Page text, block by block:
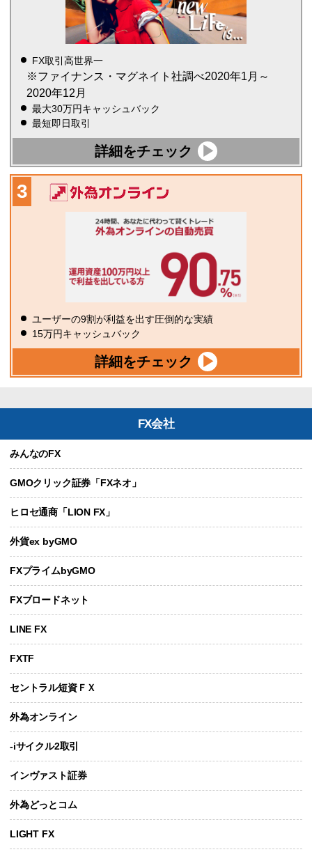
FX取引高世界一
※ファイナンス・マグネイト社調べ2020年1月～
2020年12月
最大30万円キャッシュバック
最短即日取引
詳細をチェック
ユーザーの9割が利益を出す圧倒的な実績
15万円キャッシュバック
詳細をチェック
FX会社
みんなのFX
GMOクリック証券「FXネオ」
ヒロセ通商「LION FX」
外貨ex byGMO
FXプライムbyGMO
FXブロードネット
LINE FX
FXTF
セントラル短資ＦＸ
外為オンライン
-iサイクル2取引
インヴァスト証券
外為どっとコム
LIGHT FX